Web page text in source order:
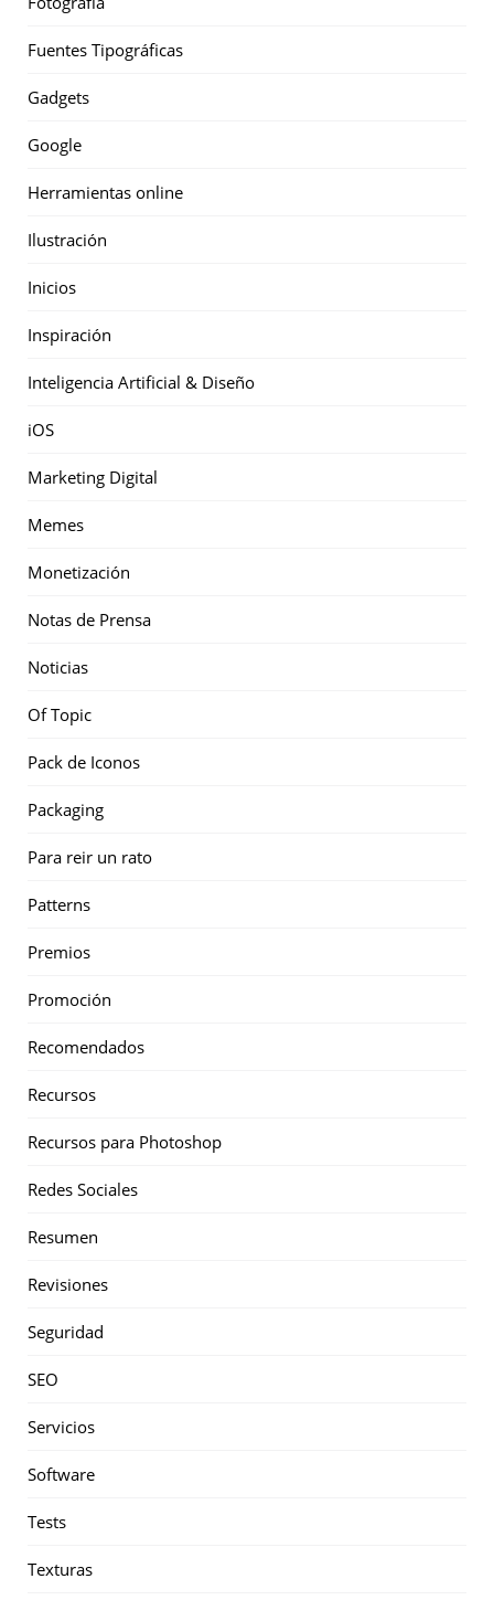
Fuentes Tipográficas
Gadgets
Google
Herramientas online
Ilustración
Inicios
Inspiración
Inteligencia Artificial & Diseño
iOS
Marketing Digital
Memes
Monetización
Notas de Prensa
Noticias
Of Topic
Pack de Iconos
Packaging
Para reir un rato
Patterns
Premios
Promoción
Recomendados
Recursos
Recursos para Photoshop
Redes Sociales
Resumen
Revisiones
Seguridad
SEO
Servicios
Software
Tests
Texturas